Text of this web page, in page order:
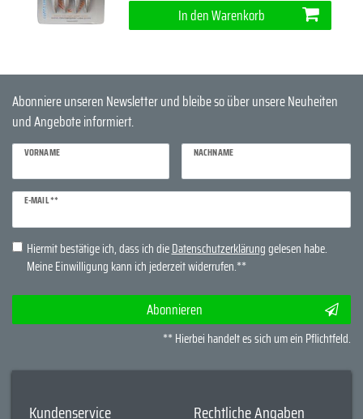
In den Warenkorb
Abonniere unseren Newsletter und bleibe so über unsere Neuheiten
und Angebote informiert.
VORNAME NACHNAME
E-MAIL **
Newsletter
Honig
Hiermit bestätige ich, dass ich dieDaten­schutz­erklärunggelesen habe.
Meine Einwilligung kann ich jederzeit widerrufen.**
Abonnieren
** Hierbei handelt es sich um ein Pflichtfeld.
Kundenservice Rechtliche Angaben